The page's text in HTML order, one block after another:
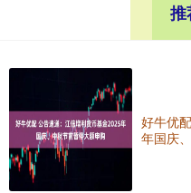
推
好牛优
年国庆